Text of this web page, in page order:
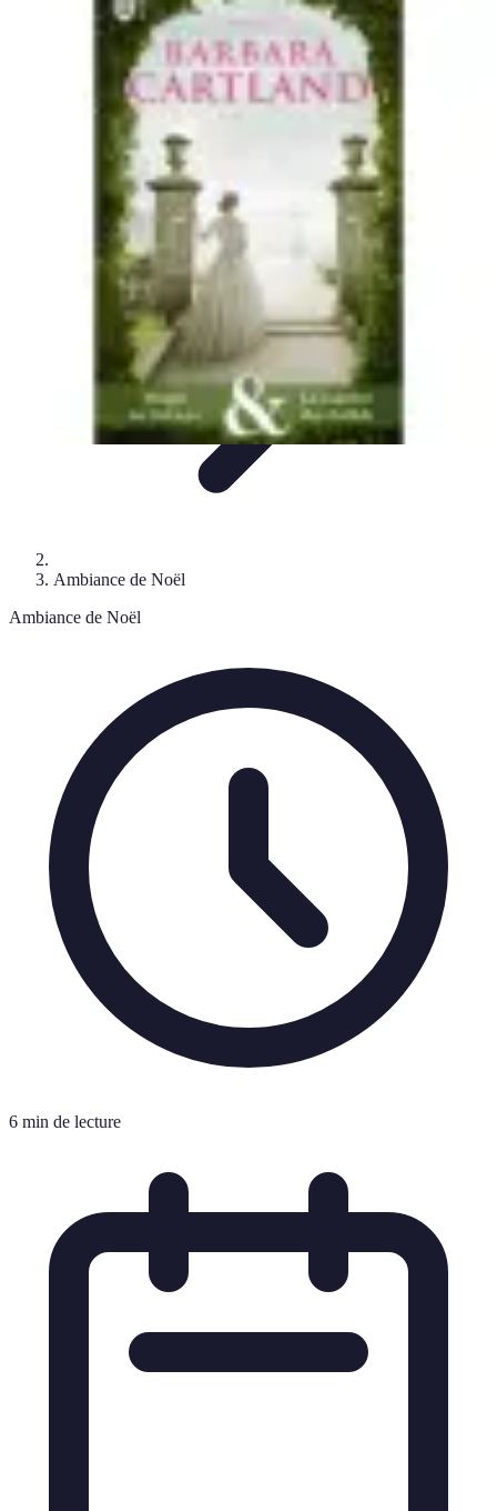
Magie de Noël
Idées et InspirationsDécorations de NoëlDécorations et
Traditions de Noël Traditions
Magie de Noël
Ambiance de Noël
Ambiance de Noël
6 min de lecture